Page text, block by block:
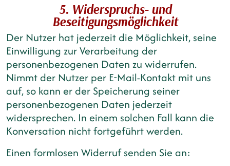
5. Widerspruchs- und
Beseitigungsmöglichkeit
Der Nutzer hat jederzeit die Möglichkeit, seine
Einwilligung zur Verarbeitung der
personenbezogenen Daten zu widerrufen.
Nimmt der Nutzer per E-Mail-Kontakt mit uns
auf, so kann er der Speicherung seiner
personenbezogenen Daten jederzeit
widersprechen. In einem solchen Fall kann die
Konversation nicht fortgeführt werden.
Einen formlosen Widerruf senden Sie an: